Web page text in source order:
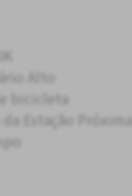
Alto
bicicleta
Estação Próxima